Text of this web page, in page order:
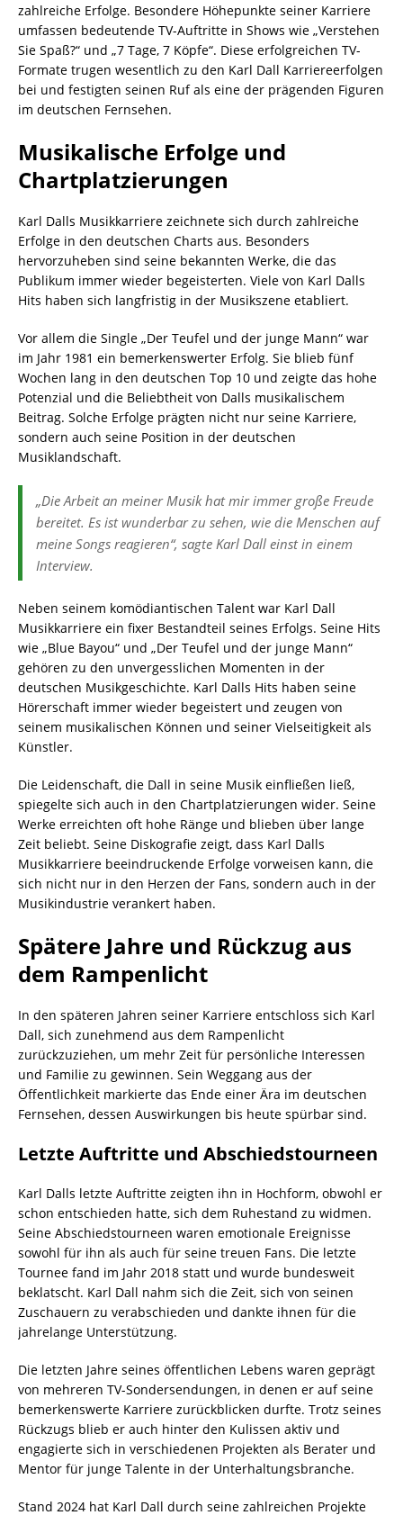
zahlreiche Erfolge. Besondere Höhepunkte seiner Karriere
umfassen bedeutende TV-Auftritte in Shows wie „Verstehen
Sie Spaß?“ und „7 Tage, 7 Köpfe“. Diese erfolgreichen TV-
Formate trugen wesentlich zu den Karl Dall Karriereerfolgen
bei und festigten seinen Ruf als eine der prägenden Figuren
im deutschen Fernsehen.
Musikalische Erfolge und
Chartplatzierungen
Karl Dalls Musikkarriere zeichnete sich durch zahlreiche
Erfolge in den deutschen Charts aus. Besonders
hervorzuheben sind seine bekannten Werke, die das
Publikum immer wieder begeisterten. Viele von Karl Dalls
Hits haben sich langfristig in der Musikszene etabliert.
Vor allem die Single „Der Teufel und der junge Mann“ war
im Jahr 1981 ein bemerkenswerter Erfolg. Sie blieb fünf
Wochen lang in den deutschen Top 10 und zeigte das hohe
Potenzial und die Beliebtheit von Dalls musikalischem
Beitrag. Solche Erfolge prägten nicht nur seine Karriere,
sondern auch seine Position in der deutschen
Musiklandschaft.
„Die Arbeit an meiner Musik hat mir immer große Freude
bereitet. Es ist wunderbar zu sehen, wie die Menschen auf
meine Songs reagieren“, sagte Karl Dall einst in einem
Interview.
Neben seinem komödiantischen Talent war Karl Dall
Musikkarriere ein fixer Bestandteil seines Erfolgs. Seine Hits
wie „Blue Bayou“ und „Der Teufel und der junge Mann“
gehören zu den unvergesslichen Momenten in der
deutschen Musikgeschichte. Karl Dalls Hits haben seine
Hörerschaft immer wieder begeistert und zeugen von
seinem musikalischen Können und seiner Vielseitigkeit als
Künstler.
Die Leidenschaft, die Dall in seine Musik einfließen ließ,
spiegelte sich auch in den Chartplatzierungen wider. Seine
Werke erreichten oft hohe Ränge und blieben über lange
Zeit beliebt. Seine Diskografie zeigt, dass Karl Dalls
Musikkarriere beeindruckende Erfolge vorweisen kann, die
sich nicht nur in den Herzen der Fans, sondern auch in der
Musikindustrie verankert haben.
Spätere Jahre und Rückzug aus
dem Rampenlicht
In den späteren Jahren seiner Karriere entschloss sich Karl
Dall, sich zunehmend aus dem Rampenlicht
zurückzuziehen, um mehr Zeit für persönliche Interessen
und Familie zu gewinnen. Sein Weggang aus der
Öffentlichkeit markierte das Ende einer Ära im deutschen
Fernsehen, dessen Auswirkungen bis heute spürbar sind.
Letzte Auftritte und Abschiedstourneen
Karl Dalls letzte Auftritte zeigten ihn in Hochform, obwohl er
schon entschieden hatte, sich dem Ruhestand zu widmen.
Seine Abschiedstourneen waren emotionale Ereignisse
sowohl für ihn als auch für seine treuen Fans. Die letzte
Tournee fand im Jahr 2018 statt und wurde bundesweit
beklatscht. Karl Dall nahm sich die Zeit, sich von seinen
Zuschauern zu verabschieden und dankte ihnen für die
jahrelange Unterstützung.
Die letzten Jahre seines öffentlichen Lebens waren geprägt
von mehreren TV-Sondersendungen, in denen er auf seine
bemerkenswerte Karriere zurückblicken durfte. Trotz seines
Rückzugs blieb er auch hinter den Kulissen aktiv und
engagierte sich in verschiedenen Projekten als Berater und
Mentor für junge Talente in der Unterhaltungsbranche.
Stand 2024 hat Karl Dall durch seine zahlreichen Projekte